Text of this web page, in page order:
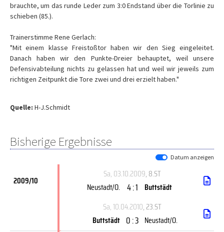
brauchte, um das runde Leder zum 3:0 Endstand über die Torlinie zu
schieben (85.).
Trainerstimme Rene Gerlach:
"Mit einem klasse Freistoßtor haben wir den Sieg eingeleitet.
Danach haben wir den Punkte-Dreier behauptet, weil unsere
Defensivabteilung nichts zu gelassen hat und weil wir jeweils zum
richtigen Zeitpunkt die Tore zwei und drei erzielt haben."
Quelle: H-J.Schmidt
Bisherige Ergebnisse
Datum anzeigen
2009/10
Sa, 03.10.2009, 8.ST
Neustadt/O. 4 : 1 Buttstädt
Sa, 10.04.2010, 23.ST
Buttstädt 0 : 3 Neustadt/O.